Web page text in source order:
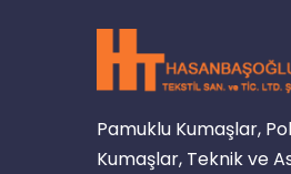
Pamuklu Kumaşlar,
Kumaşlar, Teknik ve